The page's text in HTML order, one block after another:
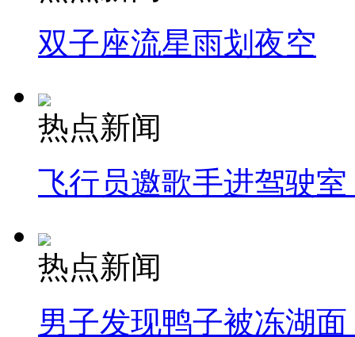
双子座流星雨划夜空
热点新闻
飞行员邀歌手进驾驶
热点新闻
男子发现鸭子被冻湖